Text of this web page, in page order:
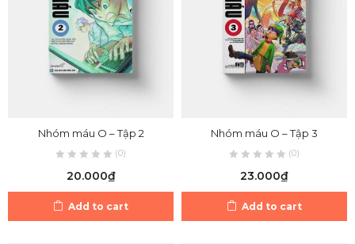
Nhóm máu O – Tập 2
(0)
20.000₫
Add to cart
Nhóm máu O – Tập 3
(0)
23.000₫
Add to cart